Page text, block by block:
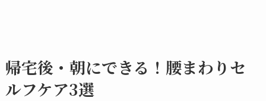
帰宅後・朝にできる！腰まわりセ
ルフケア3選